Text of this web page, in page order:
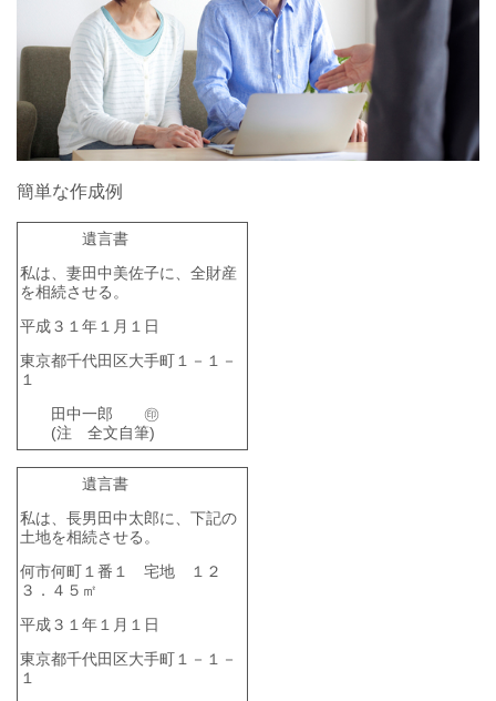
簡単な作成例
遺言書
私は、妻田中美佐子に、全財産
を相続させる。
平成３１年１月１日
東京都千代田区大手町１－１－
１
田中一郎 ㊞
(注 全文自筆)
遺言書
私は、長男田中太郎に、下記の
土地を相続させる。
何市何町１番１ 宅地 １２
３．４５㎡
平成３１年１月１日
東京都千代田区大手町１－１－
１